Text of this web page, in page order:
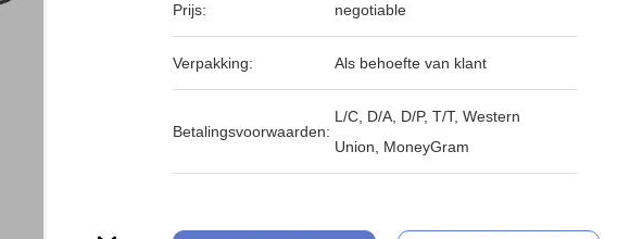
Prijs: negotiable
Verpakking: Als behoefte van klant
Betalingsvoorwaarden:
L/C, D/A, D/P, T/T, Western
Union, MoneyGram